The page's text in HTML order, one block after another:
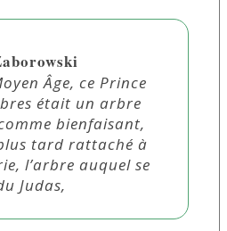
Âge, ce Prince
était un arbre
bienfaisant,
tard rattaché à
l’arbre auquel se
Judas,